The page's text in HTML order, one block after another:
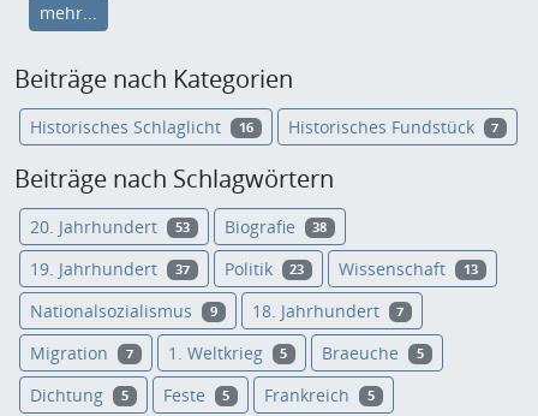
mehr...
Beiträge nach Kategorien
Historisches Schlaglicht 16 Historisches Fundstück 7
Beiträge nach Schlagwörtern
20. Jahrhundert 53 Biografie 38
19. Jahrhundert 37 Politik 23 Wissenschaft 13
Nationalsozialismus 9 18. Jahrhundert 7
Migration 7 1. Weltkrieg 5 Braeuche 5
Dichtung 5 Feste 5 Frankreich 5